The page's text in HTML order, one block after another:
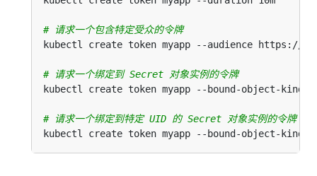
# 请求一个包含特定受众的令牌
# 请求一个绑定到 Secret 对象实例的令牌
# 请求一个绑定到特定 UID 的 Secret 对象实例的令牌